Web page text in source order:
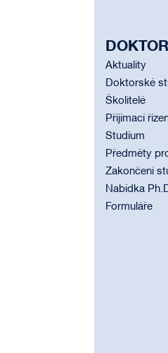
Aktuality
Doktorské
Školitelé
Přijímací
Studium
Předměty
Zakončení
Nabídka
Formuláře